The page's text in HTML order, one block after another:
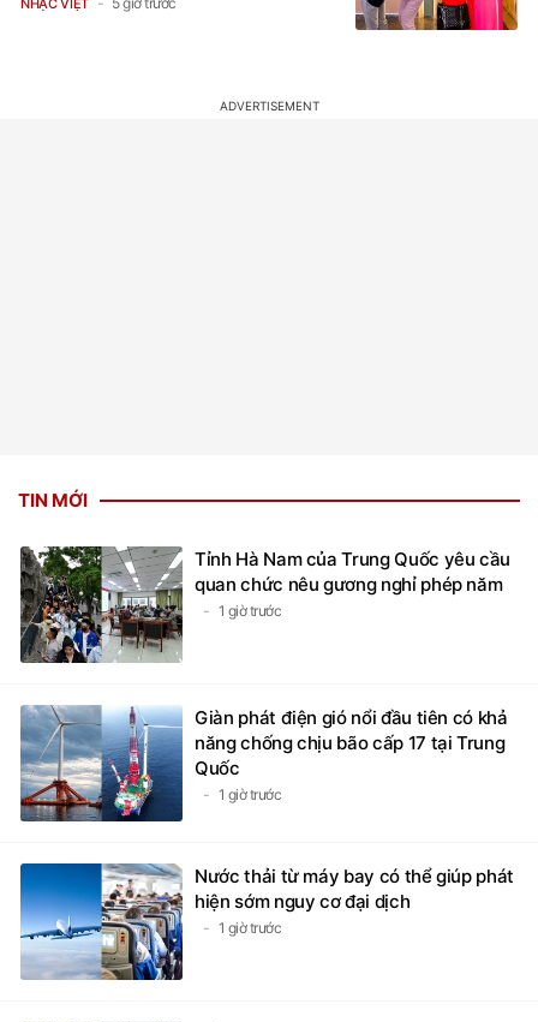
NHẠC VIỆT
TIN MỚI
Tỉnh Hà Nam của Trung Quốc yêu cầu
quan chức nêu gương nghỉ phép năm
1 giờ trước
Giàn phát điện gió nổi đầu tiên có khả
năng chống chịu bão cấp 17 tại Trung
Quốc
1 giờ trước
Nước thải từ máy bay có thể giúp phát
hiện sớm nguy cơ đại dịch
1 giờ trước